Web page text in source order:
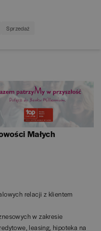
Sprzedaż
Małych
relacji z klientem
w zakresie
leasing, hipoteka na